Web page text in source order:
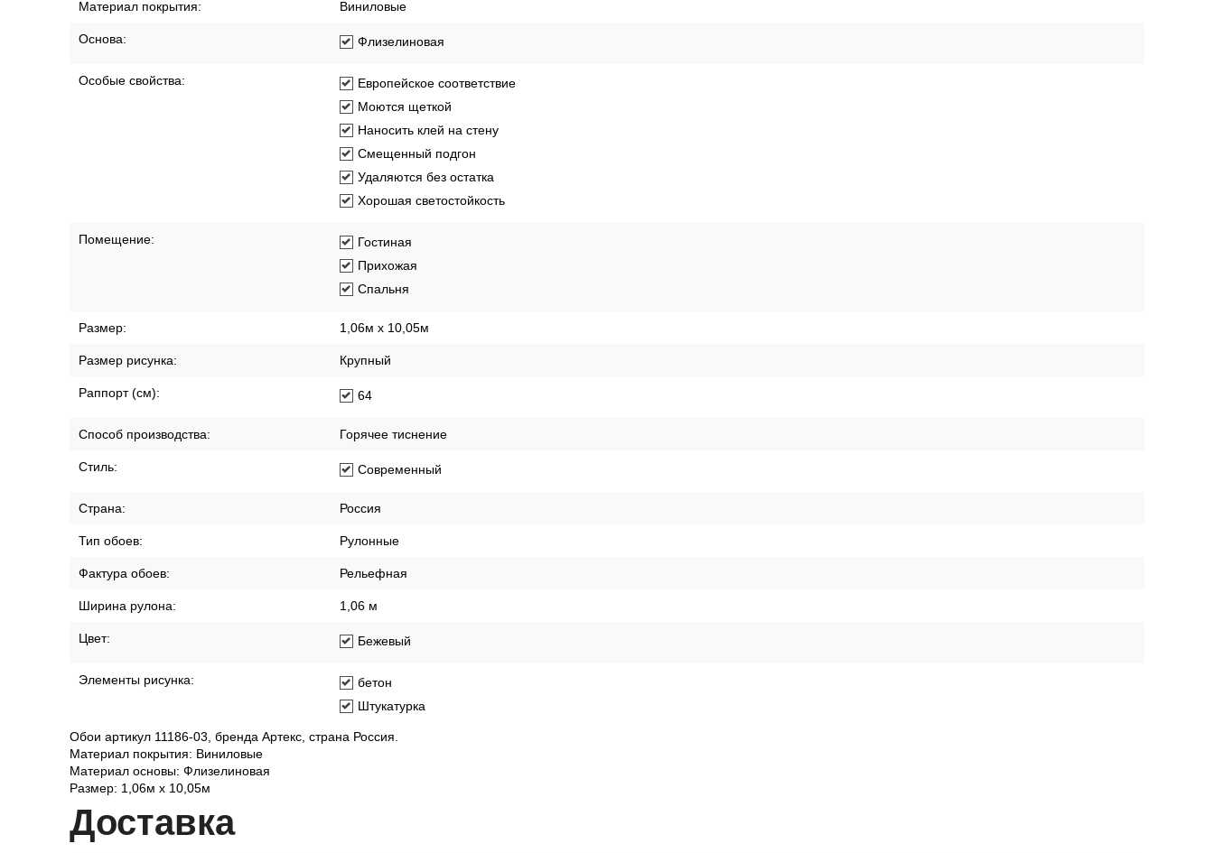
Материал покрытия: Виниловые
Основа: Флизелиновая
Особые свойства:
Европейское соответствие
Моются щеткой
Наносить клей на стену
Смещенный подгон
Удаляются без остатка
Хорошая светостойкость
Помещение:
Гостиная
Прихожая
Спальня
Размер: 1,06м х 10,05м
Размер рисунка: Крупный
Раппорт (см): 64
Способ производства: Горячее тиснение
Стиль: Современный
Страна: Россия
Тип обоев: Рулонные
Фактура обоев: Рельефная
Ширина рулона: 1,06 м
Цвет: Бежевый
Элементы рисунка:
бетон
Штукатурка
Обои артикул 11186-03, бренда Артекс, страна Россия.
Материал покрытия: Виниловые
Материал основы: Флизелиновая
Размер: 1,06м х 10,05м
Доставка